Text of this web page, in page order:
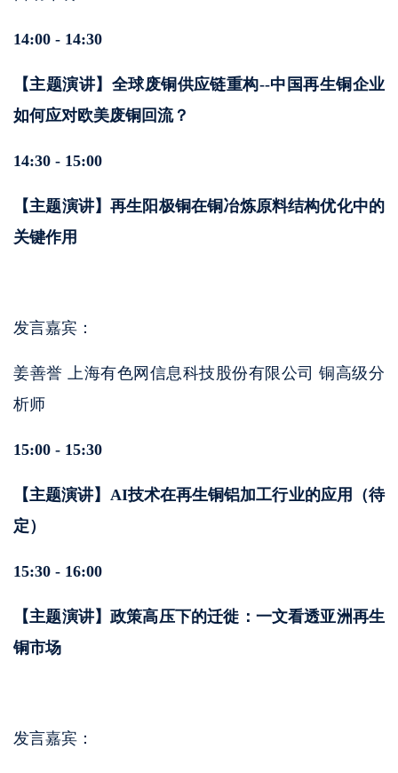
14:00 - 14:30
【主题演讲】全球废铜供应链重构--中国再生铜企业
如何应对欧美废铜回流？
14:30 - 15:00
【主题演讲】再生阳极铜在铜冶炼原料结构优化中的
关键作用
发言嘉宾：
姜善誉 上海有色网信息科技股份有限公司 铜高级分
析师
15:00 - 15:30
【主题演讲】AI技术在再生铜铝加工行业的应用（待
定）
15:30 - 16:00
【主题演讲】政策高压下的迁徙：一文看透亚洲再生
铜市场
发言嘉宾：